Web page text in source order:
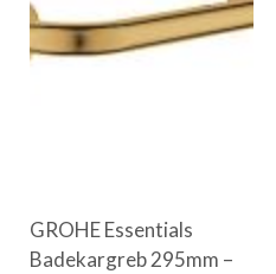
GROHE Essentials
Badekargreb 295mm –